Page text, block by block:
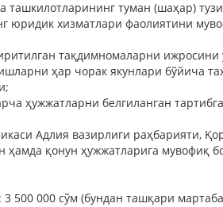
ташкилотларининг туман (шаҳар)
юридик хизматлари фаолиятини
тақдимномаларни
ҳар чорак якунлари бўйича
ҳужжатларни белгиланган
Адлия вазирлиги раҳбарияти,
ҳамда қонун ҳужжатларига
000 сўм (бундан ташқари мартаба